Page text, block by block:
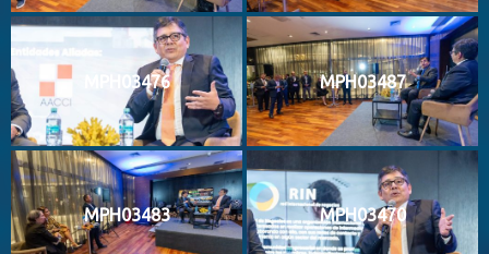
MPH03476 MPH03487
MPH03483 MPH03470